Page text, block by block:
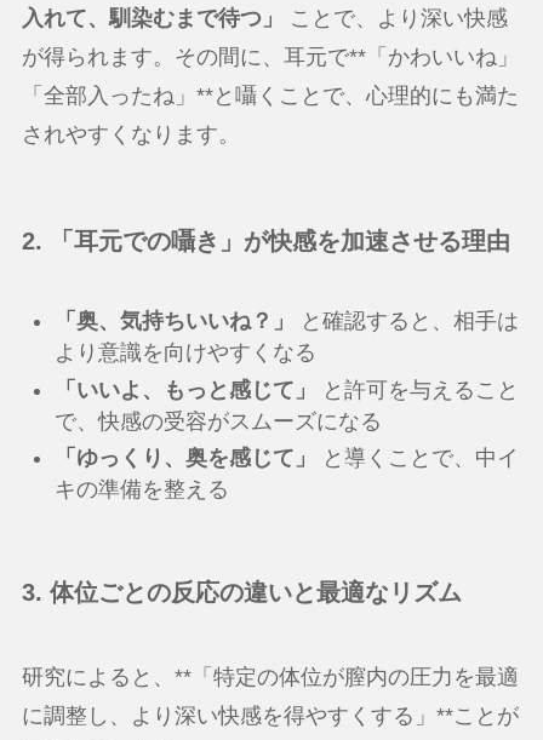
入れて、馴染むまで待つ」
ことで、より深い快感
が得られます。その間に、耳元で**「かわいいね」
「全部入ったね」**と囁くことで、心理的にも満た
されやすくなります。
2. 「耳元での囁き」が快感を加速させる理由
「奥、気持ちいいね？」
と確認すると、相手は
より意識を向けやすくなる
「いいよ、もっと感じて」
と許可を与えること
で、快感の受容がスムーズになる
「ゆっくり、奥を感じて」
と導くことで、中イ
キの準備を整える
3. 体位ごとの反応の違いと最適なリズム
研究によると、**「特定の体位が膣内の圧力を最適
に調整し、より深い快感を得やすくする」**ことが